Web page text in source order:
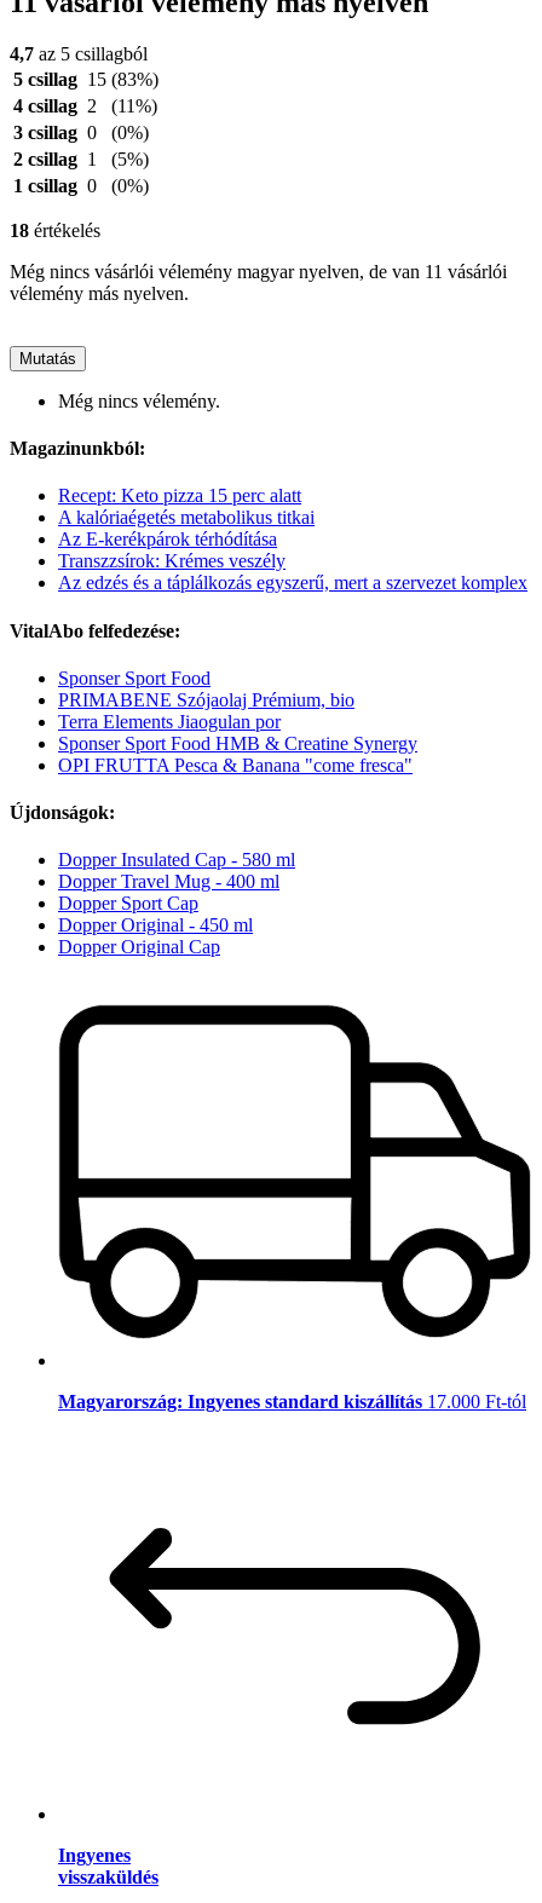
4,7 az 5 csillagból
5 csillag 15 (83%)
4 csillag 2
(11%)
3 csillag 0
(0%)
2 csillag 1
(5%)
1 csillag 0 (0%)
18 értékelés
Még nincs vásárlói vélemény magyar nyelven, de van 11 vásárlói
vélemény más nyelven.
Mutatás
Még nincs vélemény.
Magazinunkból:
Recept: Keto pizza 15 perc alatt
A kalóriaégetés metabolikus titkai
Az E-kerékpárok térhódítása
Transzzsírok: Krémes veszély
Az edzés és a táplálkozás egyszerű, mert a szervezet komplex
VitalAbo felfedezése:
Sponser Sport Food
PRIMABENE Szójaolaj Prémium, bio
Terra Elements Jiaogulan por
Sponser Sport Food HMB & Creatine Synergy
OPI FRUTTA Pesca & Banana "come fresca"
Újdonságok:
Dopper Insulated Cap - 580 ml
Dopper Travel Mug - 400 ml
Dopper Sport Cap
Dopper Original - 450 ml
Dopper Original Cap
Magyarország: Ingyenes standard kiszállítás 17.000 Ft-tól
Ingyenes
visszaküldés